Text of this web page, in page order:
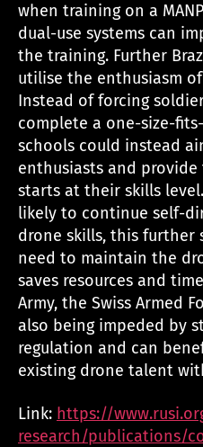
when training on a
dual-use systems can
the training. Further
utilise the enthusiasm
Instead of forcing
complete a one-size-
schools could instead
enthusiasts and
starts at their skills
likely to continue self-
drone skills, this further
need to maintain the
saves resources and
Army, the Swiss Armed
also being impeded by
regulation and can
existing drone talent
Link: https://
research/publications/